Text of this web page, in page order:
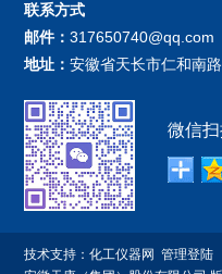
联系方式
邮件：317650740@qq.com
地址：安徽省天长市仁和南
微信扫
技术支持：化工仪器网
管理登陆